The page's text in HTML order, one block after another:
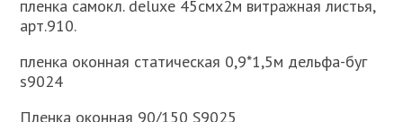
пленка самокл. deluxe 45смх2м витражная листья,
арт.910.
пленка оконная статическая 0,9*1,5м дельфа-буг
s9024
Пленка оконная 90/150 S9025